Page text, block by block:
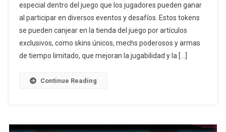
Evento
De
Mech
Arena:
Canjeando
especial dentro del juego que los jugadores pueden ganar
al participar en diversos eventos y desafíos. Estos tokens
se pueden canjear en la tienda del juego por artículos
exclusivos, como skins únicos, mechs poderosos y armas
de tiempo limitado, que mejoran la jugabilidad y la […]
Continue Reading